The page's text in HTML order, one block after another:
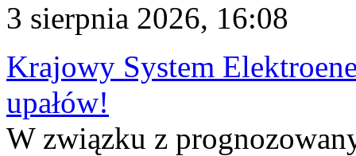
3 sierpnia 2026, 16:08
Krajowy System
upałów!
W związku z